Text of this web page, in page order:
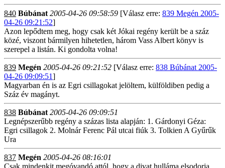
840 Búbánat 2005-04-26 09:58:59 [Válasz erre: 839 Megén 2005-
04-26 09:21:52]
Azon lepődtem meg, hogy csak két Jókai regény került be a száz
közé, viszont bármilyen hihetetlen, három Vass Albert könyv is
szerepel a listán. Ki gondolta volna!
839 Megén 2005-04-26 09:21:52 [Válasz erre: 838 Búbánat 2005-
04-26 09:09:51]
Magyarban én is az Egri csillagokat jelöltem, külföldiben pedig a
Száz év magányt.
838 Búbánat 2005-04-26 09:09:51
Legnépszerűbb regény a százas lista alapján: 1. Gárdonyi Géza:
Egri csillagok 2. Molnár Ferenc Pál utcai fiúk 3. Tolkien A Gyűrűk
Ura
837 Megén 2005-04-26 08:16:01
Csak mindenkit megóvandó attól, hogy a divat hulláma elsodorja.